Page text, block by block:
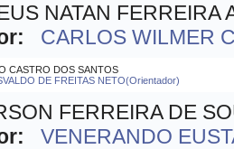
NATAN FERREIRA
CARLOS WILMER
CASTRO DOS SANTOS
DE FREITAS NETO(Orientador)
FERREIRA DE
VENERANDO